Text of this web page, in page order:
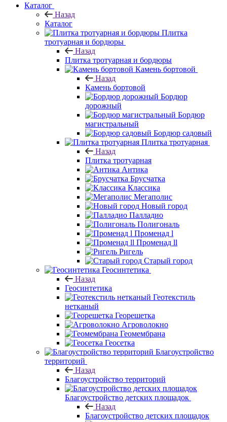
Каталог
Назад
Каталог
Плитка
тротуарная и бордюры
Назад
Плитка тротуарная и бордюры
Камень бортовой
Назад
Камень бортовой
Бордюр
дорожный
Бордюр
магистральный
Бордюр садовый
Плитка тротуарная
Назад
Плитка тротуарная
Антика
Брусчатка
Классика
Мегаполис
Новый город
Палладио
Полигональ
Променад l
Променад ll
Ригель
Старый город
Геосинтетика
Назад
Геосинтетика
Геотекстиль
нетканый
Георешетка
Агроволокно
Геомембрана
Геосетка
Благоустройство
территорий
Назад
Благоустройство территорий
Благоустройство детских площадок
Назад
Благоустройство детских площадок